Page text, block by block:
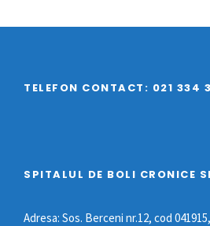
TELEFON CONTACT: 021 334
SPITALUL DE BOLI CRONICE
Adresa: Sos. Berceni nr.12, cod